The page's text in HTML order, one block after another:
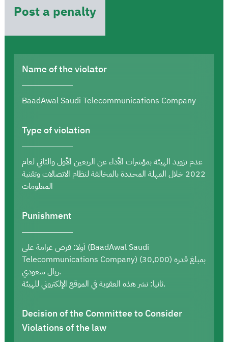
Post a penalty
Name of the violator
BaadAwal Saudi Telecommunications Company
Type of violation
عدم تزويد الهيئة بمؤشرات الأداء عن الربعين الأول والثاني لعام
2022 خلال المهلة المحددة بالمخالفة لنظام الاتصالات وتقنية
المعلومات
Punishment
أولا: فرض غرامة على (BaadAwal Saudi
Telecommunications Company) بمبلغ قدره (30,000)
ريال سعودي.
ثانيا: نشر هذه العقوبة في الموقع الإلكتروني للهيئة.
Decision of the Committee to Consider
Violations of the law